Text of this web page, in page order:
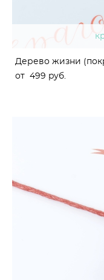
Дерево жизни
от 499 pуб.